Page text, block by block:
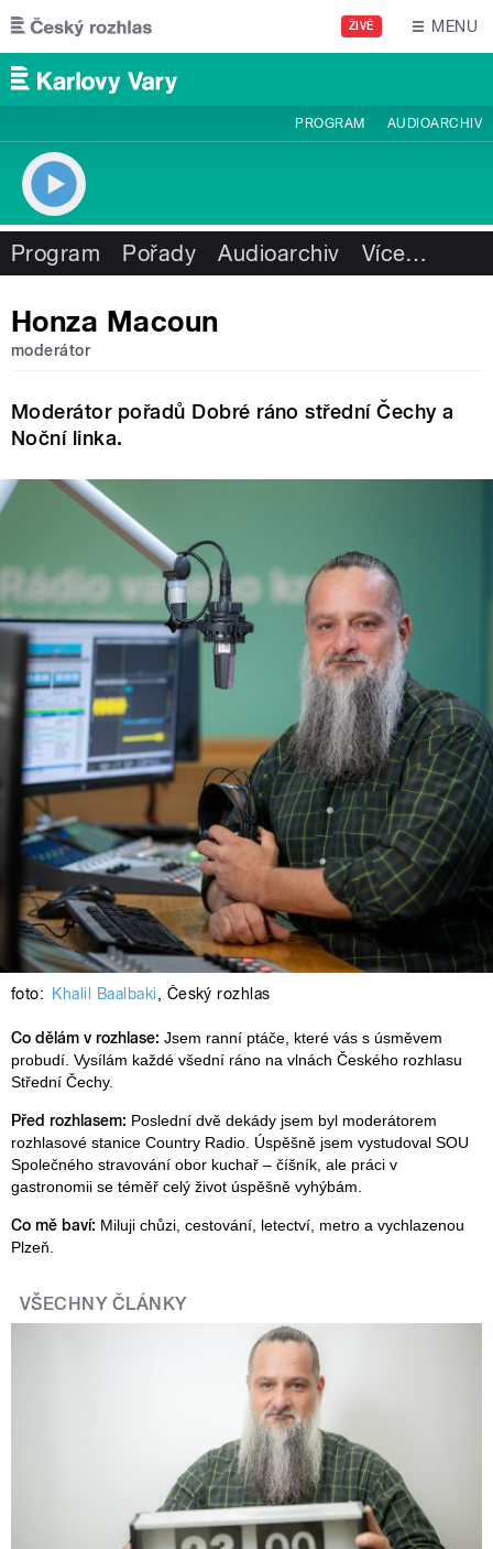
Přejít k hlavnímu obsahu
ŽIVĚ MENU
PROGRAM AUDIOARCHIV
Program Pořady Audioarchiv Více…
Honza Macoun
moderátor
Moderátor pořadů Dobré ráno střední Čechy a
Noční linka.
foto: Khalil Baalbaki, Český rozhlas
Co dělám v rozhlase: Jsem ranní ptáče, které vás s úsměvem
probudí. Vysílám každé všední ráno na vlnách Českého rozhlasu
Střední Čechy.
Před rozhlasem: Poslední dvě dekády jsem byl moderátorem
rozhlasové stanice Country Radio. Úspěšně jsem vystudoval SOU
Společného stravování obor kuchař – číšník, ale práci v
gastronomii se téměř celý život úspěšně vyhýbám.
Co mě baví: Miluji chůzi, cestování, letectví, metro a vychlazenou
Plzeň.
VŠECHNY ČLÁNKY